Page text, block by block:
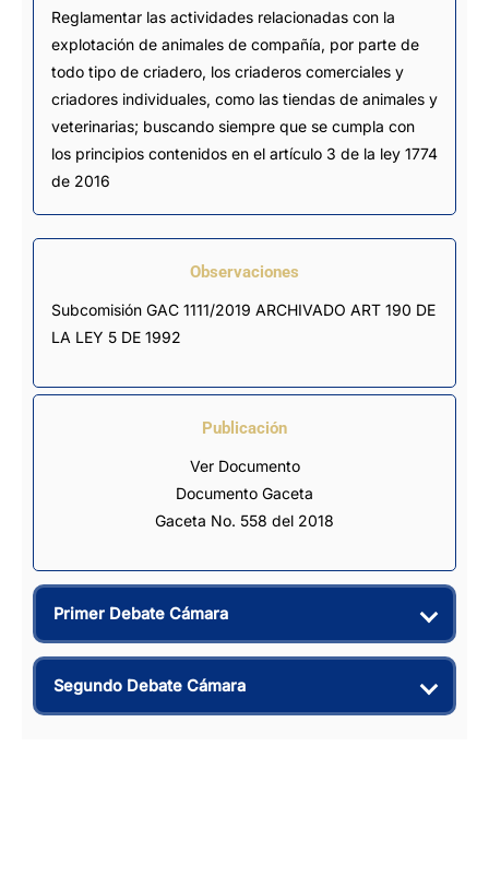
Reglamentar las actividades relacionadas con la
explotación de animales de compañía, por parte de
todo tipo de criadero, los criaderos comerciales y
criadores individuales, como las tiendas de animales y
veterinarias; buscando siempre que se cumpla con
los principios contenidos en el artículo 3 de la ley 1774
de 2016
Observaciones
Subcomisión GAC 1111/2019 ARCHIVADO ART 190 DE
LA LEY 5 DE 1992
Publicación
Ver Documento
Documento Gaceta
Gaceta No. 558 del 2018
Primer Debate Cámara
Segundo Debate Cámara